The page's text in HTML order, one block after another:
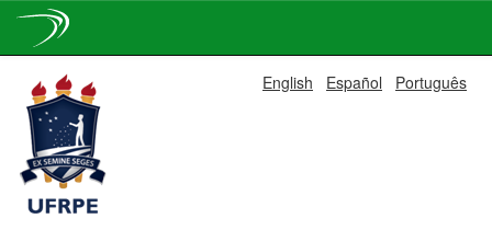
navigation
English Español Português